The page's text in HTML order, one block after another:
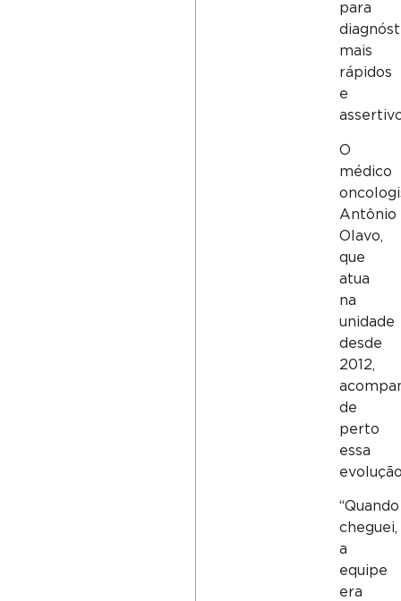
para
mais
rápidos
e
O
médico
Antônio
Olavo,
que
atua
na
unidade
desde
2012,
de
perto
essa
“Quando
cheguei,
a
equipe
era